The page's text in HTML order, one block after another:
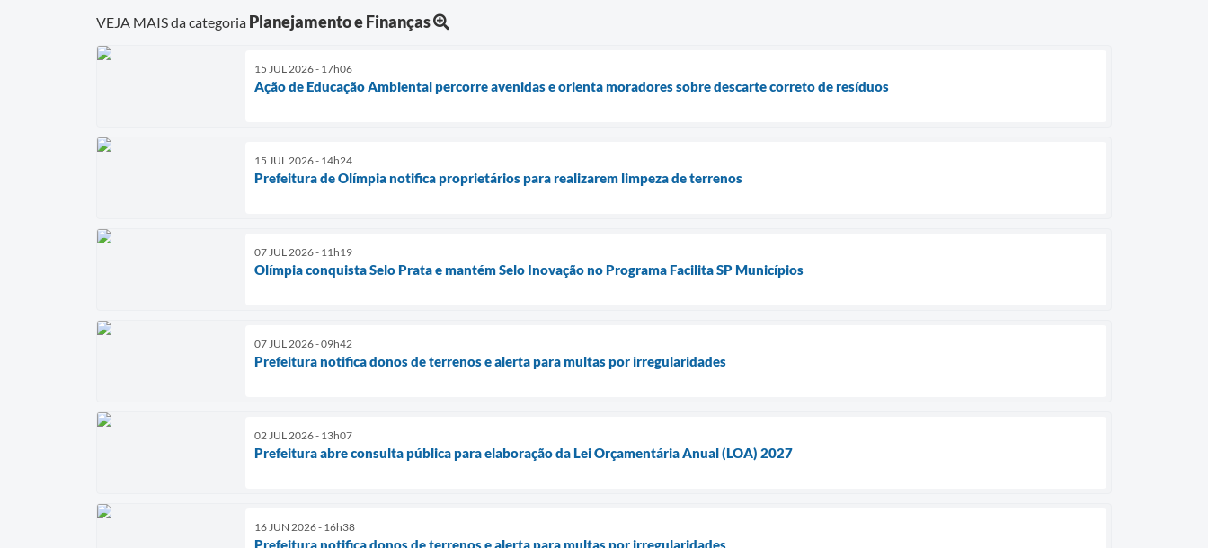
VEJA MAIS da categoria Planejamento e Finanças
15 JUL 2026 - 17h06
Ação de Educação Ambiental percorre avenidas e orienta moradores sobre descarte correto de resíduos
15 JUL 2026 - 14h24
Prefeitura de Olímpia notifica proprietários para realizarem limpeza de terrenos
07 JUL 2026 - 11h19
Olímpia conquista Selo Prata e mantém Selo Inovação no Programa Facilita SP Municípios
07 JUL 2026 - 09h42
Prefeitura notifica donos de terrenos e alerta para multas por irregularidades
02 JUL 2026 - 13h07
Prefeitura abre consulta pública para elaboração da Lei Orçamentária Anual (LOA) 2027
16 JUN 2026 - 16h38
Prefeitura notifica donos de terrenos e alerta para multas por irregularidades